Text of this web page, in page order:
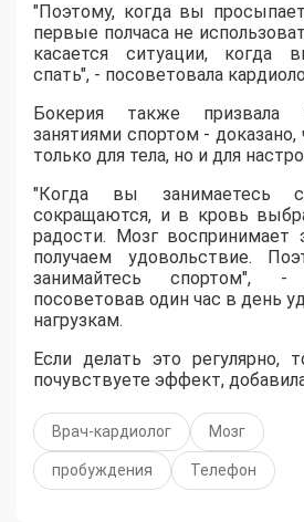
"Поэтому, когда вы
первые полчаса не
касается ситуации, когда
спать", - посоветовала
Бокерия также призвала
занятиями спортом - доказано,
только для тела, но и для
"Когда вы занимаетесь
сокращаются, и в кровь
радости. Мозг воспринимает
получаем удовольствие.
занимайтесь спортом", -
посоветовав один час в день
нагрузкам.
Если делать это регулярно,
почувствуете эффект,
Врач-кардиолог Мозг
пробуждения Телефон